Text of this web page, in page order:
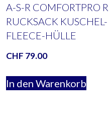
A-S-R COMFORTPRO
RUCKSACK KUSCHEL-
FLEECE-HÜLLE
CHF 79.00
In den Warenkorb